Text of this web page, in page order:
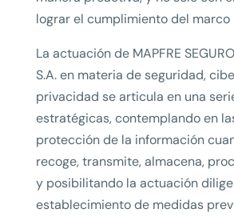
lograr el cumplimiento del marco
La actuación de MAPFRE
S.A. en materia de seguridad,
privacidad se articula en una
estratégicas, contemplando en
protección de la información
recoge, transmite, almacena,
y posibilitando la actuación
establecimiento de medidas